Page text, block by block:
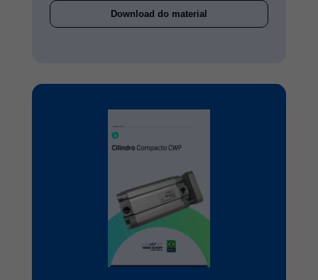
Download do material